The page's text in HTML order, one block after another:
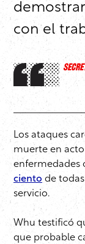
con el
Los ataques
muerte en
enfermedades
ciento de
servicio.
Whu testificó
que probable